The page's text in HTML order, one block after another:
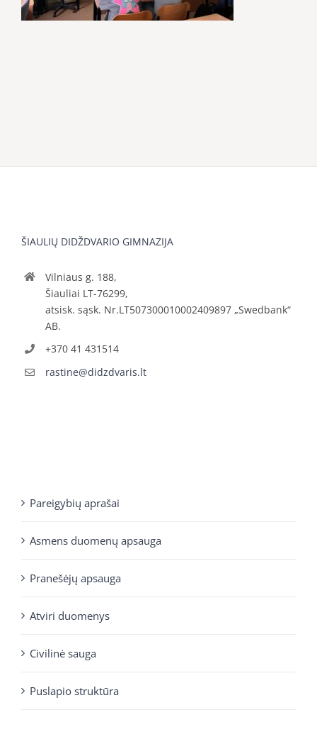
ŠIAULIŲ DIDŽDVARIO GIMNAZIJA
Vilniaus g. 188,
Šiauliai LT-76299,
atsisk. sąsk. Nr.LT507300010002409897 „Swedbank“
AB.
+370 41 431514
rastine@didzdvaris.lt
Pareigybių aprašai
Asmens duomenų apsauga
Pranešėjų apsauga
Atviri duomenys
Civilinė sauga
Puslapio struktūra